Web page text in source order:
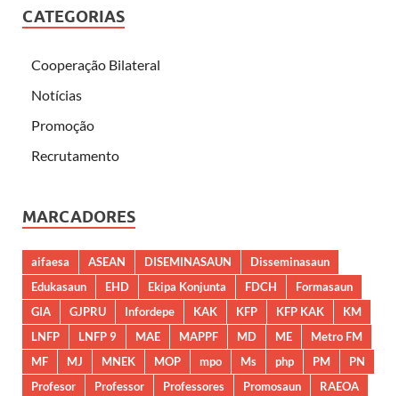
CATEGORIAS
Cooperação Bilateral
Notícias
Promoção
Recrutamento
MARCADORES
aifaesa ASEAN DISEMINASAUN
Disseminasaun
Edukasaun
EHD Ekipa Konjunta FDCH
Formasaun
GIA
GJPRU Infordepe KAK KFP KFP KAK
KM
LNFP
LNFP 9 MAE MAPPF MD ME
Metro FM
MF
MJ MNEK MOP mpo Ms php PM
PN
Profesor
Professor Professores Promosaun RAEOA